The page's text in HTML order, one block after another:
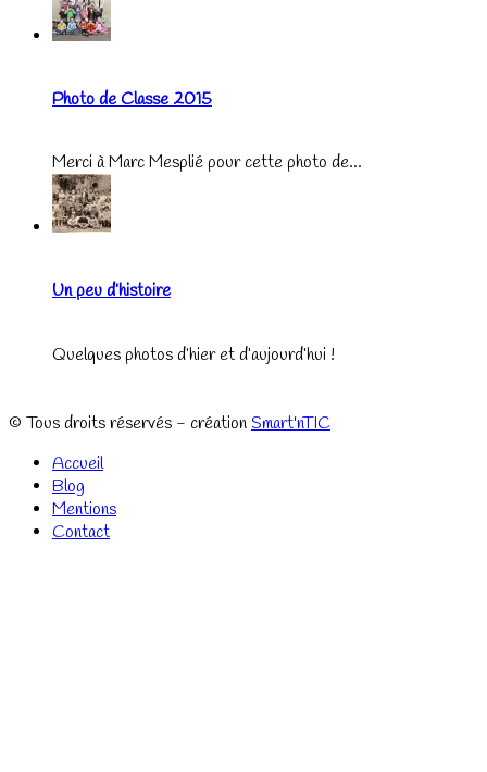
Photo de Classe 2015
Merci à Marc Mesplié pour cette photo de...
Un peu d’histoire
Quelques photos d’hier et d’aujourd’hui !
© Tous droits réservés - création Smart'nTIC
Accueil
Blog
Mentions
Contact